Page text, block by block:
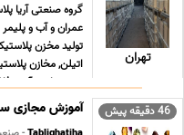
تهران
گروه صنعتی آریا
تولید مخزن
اتیلن, مخازن
شمیمیایی، آب و
46 دقیقه پیش آموزش مجازی